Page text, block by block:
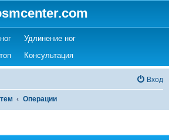
(Opens a new tab)
Удлинение ног(Opens a new tab)
(Opens a new tab)
Консультация(Opens a new tab)
Вход
Операции